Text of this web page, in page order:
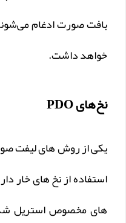
بافت صورت ادغام
خواهد داشت.
نخ‌های PDO
یکی از روش های لیفت
های مخصوص استریل